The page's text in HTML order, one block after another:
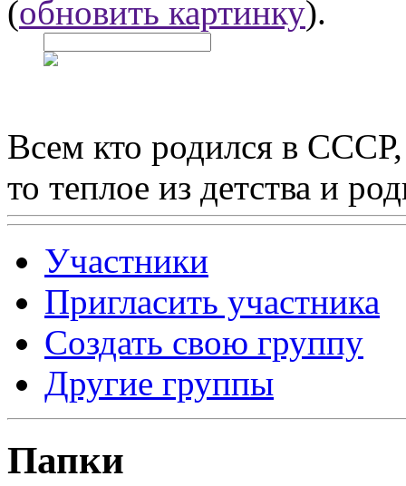
(обновить картинку).
Всем кто родился в
то теплое из детства и
Участники
Пригласить участника
Создать свою группу
Другие группы
Папки